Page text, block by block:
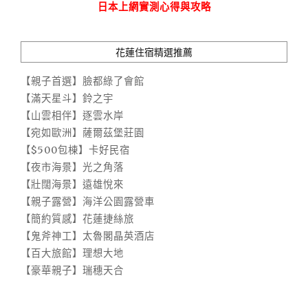
日本上網實測心得與攻略
花蓮住宿精選推薦
【親子首選】臉都綠了會館
【滿天星斗】鈴之宇
【山雲相伴】逐雲水岸
【宛如歐洲】薩爾茲堡莊園
【$500包棟】卡好民宿
【夜市海景】光之角落
【壯闊海景】遠雄悅來
【親子露營】海洋公園露營車
【簡約質感】花蓮捷絲旅
【鬼斧神工】太魯閣晶英酒店
【百大旅館】理想大地
【豪華親子】瑞穗天合